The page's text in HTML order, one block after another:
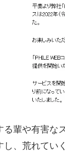
る輩や有害な
し、荒れてい